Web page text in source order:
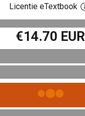
Licentie eTextbook
€14.70 EUR